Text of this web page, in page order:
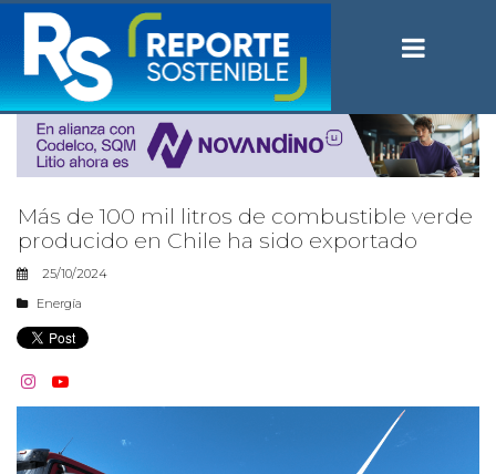
Más de 100 mil litros de combustible verde
producido en Chile ha sido exportado
25/10/2024
Energía
 